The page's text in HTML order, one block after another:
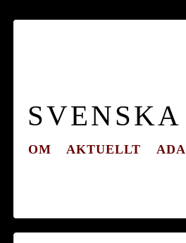
OM AKTUELLT